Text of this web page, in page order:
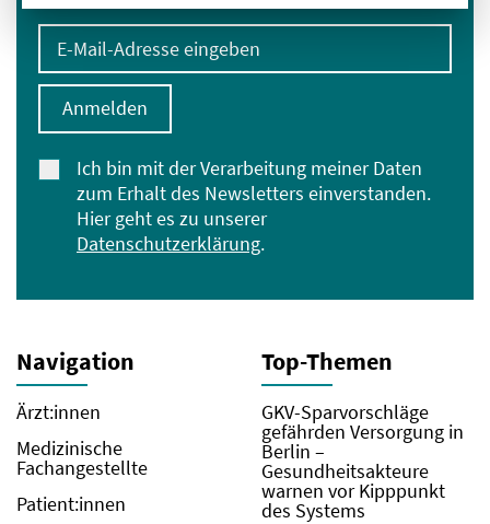
E-Mail-Adresse eingeben
Ich bin mit der Verarbeitung meiner Daten
zum Erhalt des Newsletters einverstanden.
Hier geht es zu unserer
Datenschutzerklärung.
Anmelden
Navigation
Ärzt:innen
Medizinische
Fachangestellte
Patient:innen
Top-Themen
GKV-Sparvorschläge
gefährden Versorgung in
Berlin –
Gesundheitsakteure
warnen vor Kipppunkt
des Systems